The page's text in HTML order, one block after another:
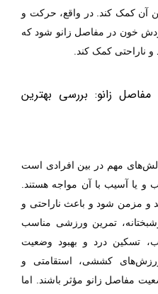
آن کمک کند. در واقع، حرکت و
خون در مفاصل زانو شود که
ناراحتی کمک کند.
زانو: بررسی بهترین
مهم در بین افرادی است
یا آسیب با آن مواجه هستند.
مزمن شود و باعث ناراحتی و
تمرین ورزشی مناسب
تسکین درد و بهبود وضعیت
کششی، استقامتی و
مفاصل زانو مؤثر باشند. اما